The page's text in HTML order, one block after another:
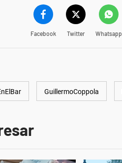
Facebook Twitter Whatsapp
GuillermoCoppola